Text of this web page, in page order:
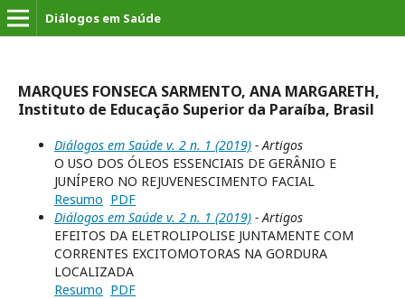
Diálogos em Saúde
MARQUES FONSECA SARMENTO, ANA MARGARETH,
Instituto de Educação Superior da Paraíba, Brasil
Diálogos em Saúde v. 2 n. 1 (2019) - Artigos
O USO DOS ÓLEOS ESSENCIAIS DE GERÂNIO E
JUNÍPERO NO REJUVENESCIMENTO FACIAL
Resumo PDF
Diálogos em Saúde v. 2 n. 1 (2019) - Artigos
EFEITOS DA ELETROLIPOLISE JUNTAMENTE COM
CORRENTES EXCITOMOTORAS NA GORDURA
LOCALIZADA
Resumo PDF